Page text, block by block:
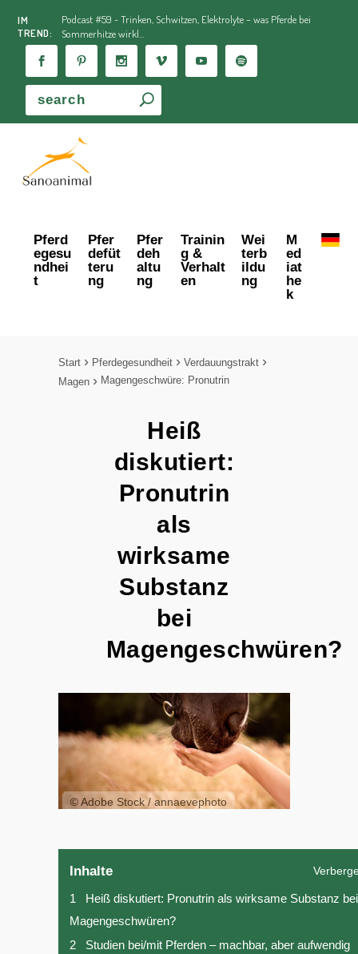
IM
TREND:
Podcast #59 - Trinken, Schwitzen, Elektrolyte – was Pferde bei
Sommerhitze wirkl...
Pferd
egesu
ndhei
t
Pfer
defüt
teru
ng
Pfer
deh
altu
ng
Trainin
g &
Verhalt
en
Wei
terb
ildu
ng
M
ed
iat
he
k
Start Pferdegesundheit
Verdauungstrakt
Magen
Magengeschwüre: Pronutrin
Heiß
diskutiert:
Pronutrin
als
wirksame
Substanz
bei
Magengeschwüren?
© Adobe Stock / annaevephoto
Inhalte
1
Heiß diskutiert: Pronutrin als wirksame Substanz bei
Magengeschwüren?
2
Studien bei/mit Pferden – machbar, aber aufwendig